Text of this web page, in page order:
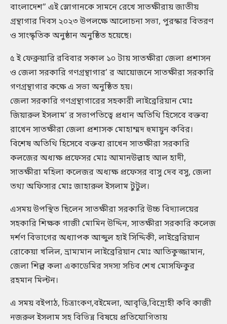
বাংলাদেশ” এই স্লোগানকে সামনে রেখে সাতক্ষীরায় জাতীয়
গ্রন্থাগার দিবস ২০২৩ উপলক্ষে আলোচনা সভা, পুরস্কার বিতরণ
ও সাংস্কৃতিক অনুষ্ঠান অনুষ্ঠিত হয়েছে।
৫ ই ফেব্রুয়ারি রবিবার সকাল ১০ টায় সাতক্ষীরা জেলা প্রশাসন
ও জেলা সরকারি গণগ্রন্থাগার’ র আয়োজনে সাতক্ষীরা সরকারি
গণগ্রন্থাগার কক্ষে এ সভা অনুষ্ঠিত হয়।
জেলা সরকারি গণগ্রন্থাগারের সহকারী লাইব্রেরিয়ান মোঃ
জিয়ারুল ইসলাম’ র সভাপতিত্বে প্রধান অতিথি হিসেবে বক্তব্য
রাখেন সাতক্ষীরা জেলা প্রশাসক মোহাম্মদ হুমায়ুন কবির।
বিশেষ অতিথি হিসেবে বক্তব্য রাখেন সাতক্ষীরা সরকারি
কলজের অধ্যক্ষ প্রফেসর মোঃ আমানউল্লাহ আল হাদী,
সাতক্ষীরা মহিলা কলেজর অধ্যক্ষ প্রফেসর বাসু দেব বসু, জেলা
তথ্য অফিসার মোঃ জাহারুল ইসলাম টুটুল।
এসময় উপস্থিত ছিলেন সাতক্ষীরা সরকারি উচ্চ বিদ্যালয়ের
সহকারি শিক্ষক গাজী মোমিন উদ্দিন, সাতক্ষীরা সরকারি কলেজ
দর্শণ বিভাগের অধ্যাপক আব্দুল হাই সিদ্দিকী, লাইব্রেরিয়ান
রোকেয়া খলিল, ভ্রাম্যমান লাইব্রেরিয়ান মোঃ আতিকুজ্জামান,
জেলা শিল্প কলা একাডেমির সদস্য সচিব শেখ মোসফিকুর
রহমান মিল্টন।
এ সময় বইপাঠ, চিত্রাংকণ,বইমেলা, আবৃত্তি,বিদ্রোহী কবি কাজী
নজরুল ইসলাম সহ বিভিন্ন বিষয়ে প্রতিযোগিতায়